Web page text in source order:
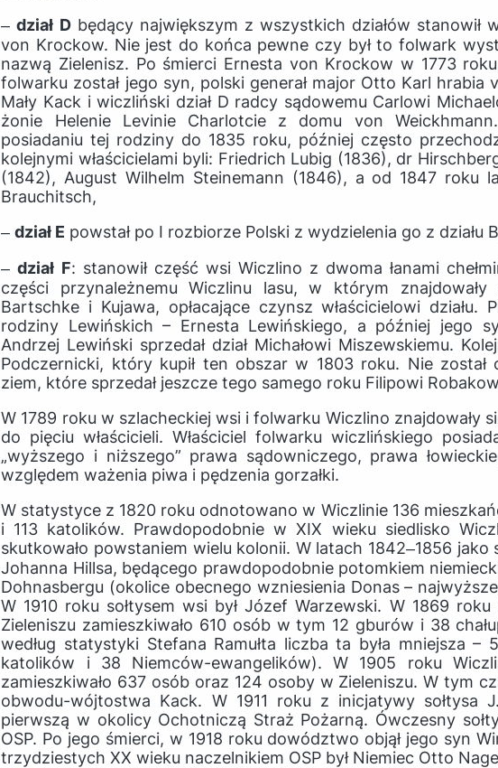
‒dział Dbędący największym z wszystkich działów stanowił
von Krockow. Nie jest do końca pewne czy był to folwark
nazwą Zielenisz. Po śmierci Ernesta von Krockow w 1773
folwarku został jego syn, polski generał major Otto Karl hrabia
Mały Kack i wiczliński dział D radcy sądowemu Carlowi
żonie Helenie Levinie Charlotcie z domu von
posiadaniu tej rodziny do 1835 roku, później często
kolejnymi właścicielami byli: Friedrich Lubig (1836), dr
(1842), August Wilhelm Steinemann (1846), a od 1847 roku
Brauchitsch,
‒dział E powstał po I rozbiorze Polski z wydzielenia go z działu
‒dział F: stanowił część wsi Wiczlino z dwoma łanami
części przynależnemu Wiczlinu lasu, w którym
Bartschke i Kujawa, opłacające czynsz właścicielowi działu.
rodziny Lewińskich – Ernesta Lewińskiego, a później jego
Andrzej Lewiński sprzedał dział Michałowi Miszewskiemu.
Podczernicki, który kupił ten obszar w 1803 roku. Nie został
ziem, które sprzedał jeszcze tego samego roku Filipowi
W 1789 roku w szlacheckiej wsi i folwarku Wiczlino znajdowały
do pięciu właścicieli. Właściciel folwarku wiczlińskiego
„wyższego i niższego” prawa sądowniczego, prawa
względem ważenia piwa i pędzenia gorzałki.
W statystyce z 1820 roku odnotowano w Wiczlinie 136
i 113 katolików. Prawdopodobnie w XIX wieku siedlisko
skutkowało powstaniem wielu kolonii. W latach 1842‒1856 jako
Johanna Hillsa, będącego prawdopodobnie potomkiem
Dohnasbergu (okolice obecnego wzniesienia Donas –
W 1910 roku sołtysem wsi był Józef Warzewski. W 1869
Zieleniszu zamieszkiwało 610 osób w tym 12 gburów i 38
według statystyki Stefana Ramułta liczba ta była mniejsza
katolików i 38 Niemców-ewangelików). W 1905 roku
zamieszkiwało 637 osób oraz 124 osoby w Zieleniszu. W tym
obwodu-wójtostwa Kack. W 1911 roku z inicjatywy sołtysa
pierwszą w okolicy Ochotniczą Straż Pożarną. Ówczesny
OSP. Po jego śmierci, w 1918 roku dowództwo objął jego syn
trzydziestych XX wieku naczelnikiem OSP był Niemiec Otto